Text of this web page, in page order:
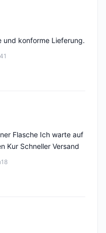
und konforme Lieferung.
Flasche Ich warte auf
Kur Schneller Versand